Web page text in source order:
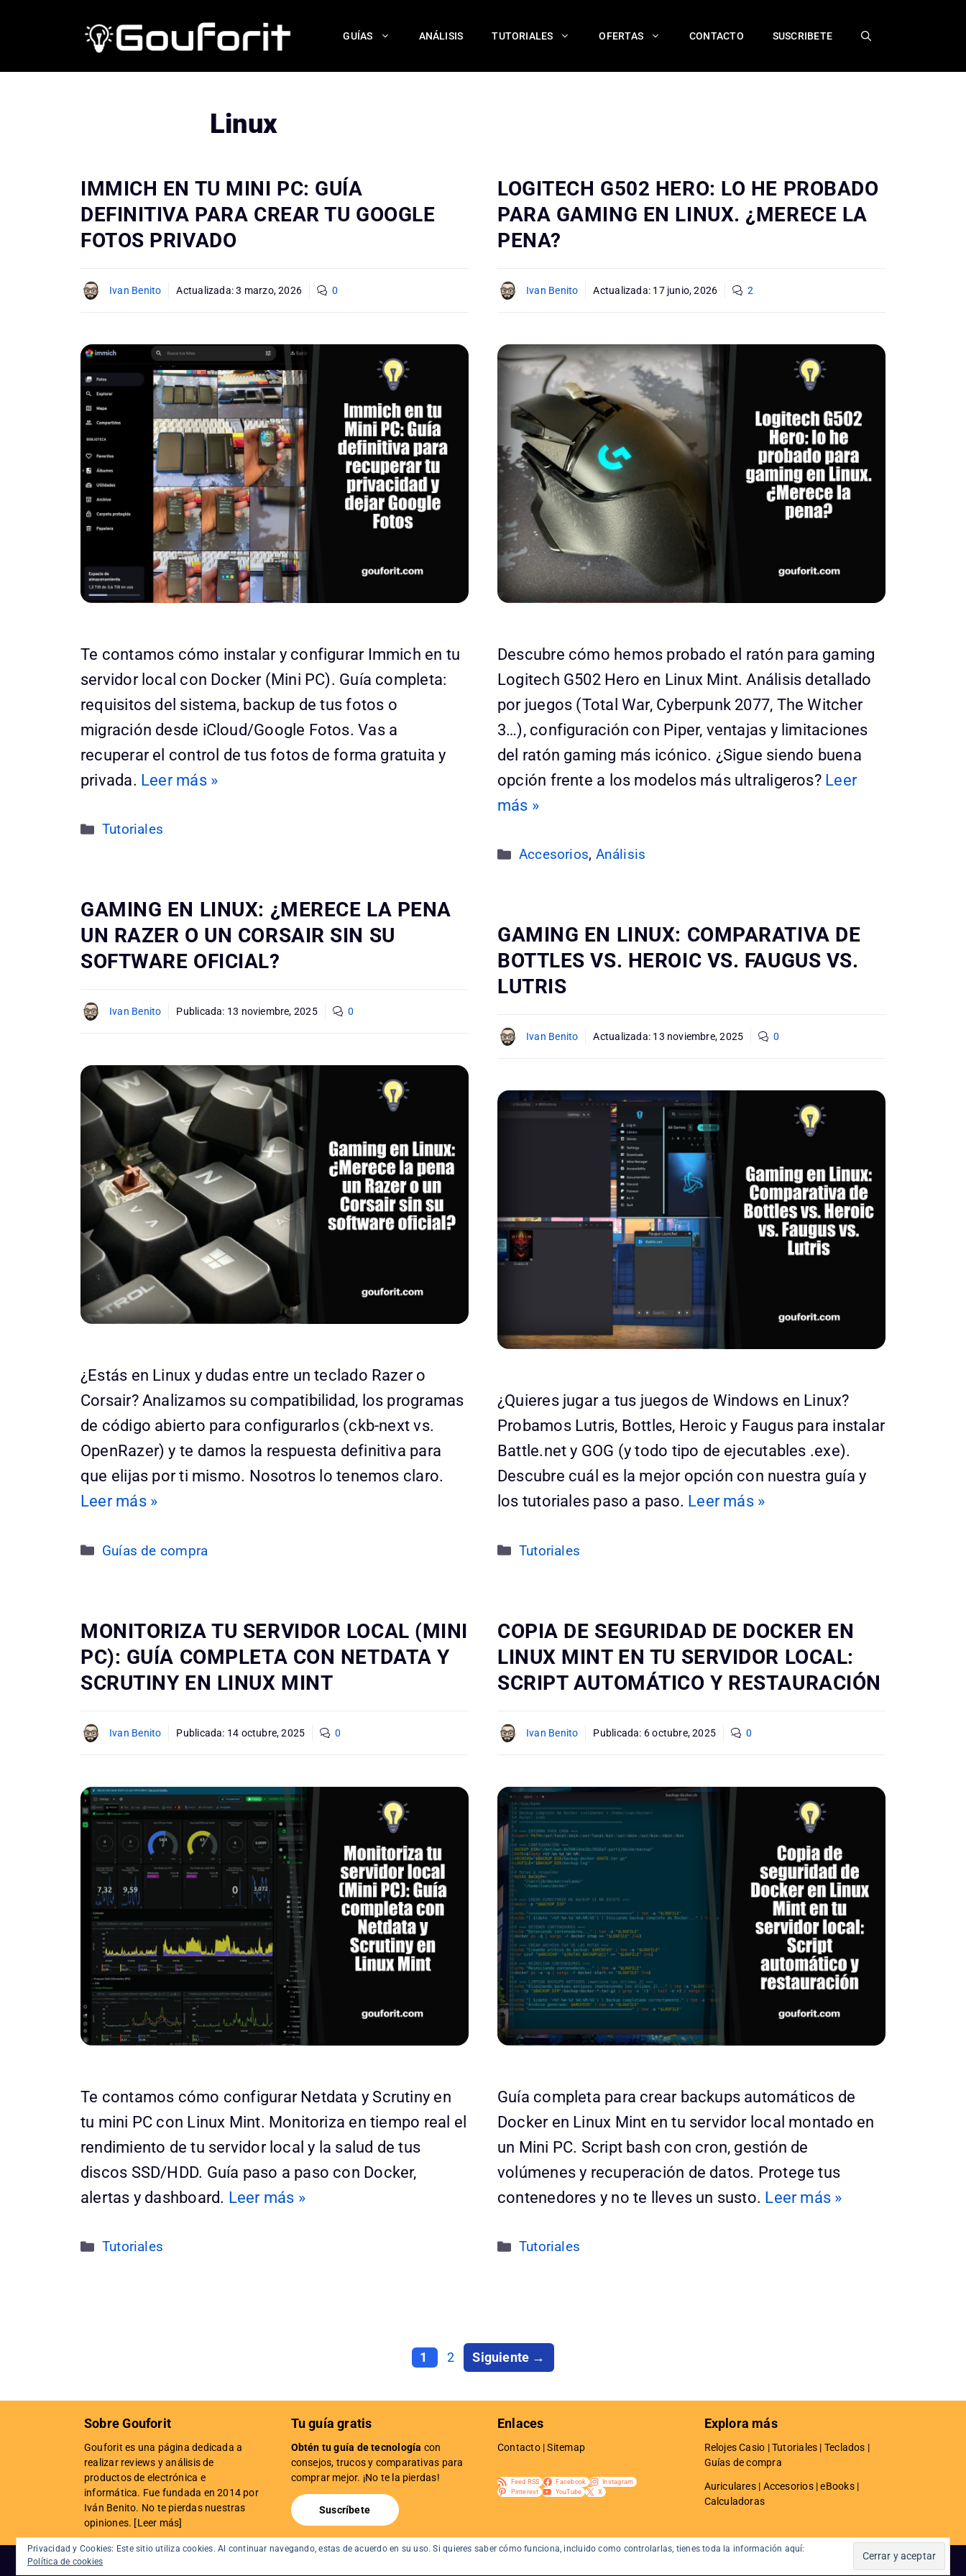
GUÍAS ANÁLISIS TUTORIALES OFERTAS CONTACTO SUSCRIBETE
Linux
IMMICH EN TU MINI PC: GUÍA
DEFINITIVA PARA CREAR TU GOOGLE
FOTOS PRIVADO
Ivan Benito Actualizada:3 marzo, 2026 0
Te contamos cómo instalar y configurar Immich en tu
servidor local con Docker (Mini PC). Guía completa:
requisitos del sistema, backup de tus fotos o
migración desde iCloud/Google Fotos. Vas a
recuperar el control de tus fotos de forma gratuita y
privada. Leer más »
Categorías
Tutoriales
LOGITECH G502 HERO: LO HE PROBADO
PARA GAMING EN LINUX. ¿MERECE LA
PENA?
Ivan Benito Actualizada: 17 junio, 2026 2
Descubre cómo hemos probado el ratón para gaming
Logitech G502 Hero en Linux Mint. Análisis detallado
por juegos (Total War, Cyberpunk 2077, The Witcher
3…), configuración con Piper, ventajas y limitaciones
del ratón gaming más icónico. ¿Sigue siendo buena
opción frente a los modelos más ultraligeros? Leer
más »
Categorías
Accesorios, Análisis
GAMING EN LINUX: ¿MERECE LA PENA
UN RAZER O UN CORSAIR SIN SU
SOFTWARE OFICIAL?
Ivan Benito Publicada: 13 noviembre, 2025 0
¿Estás en Linux y dudas entre un teclado Razer o
Corsair? Analizamos su compatibilidad, los programas
de código abierto para configurarlos (ckb-next vs.
OpenRazer) y te damos la respuesta definitiva para
que elijas por ti mismo. Nosotros lo tenemos claro.
Leer más »
Categorías
Guías de compra
GAMING EN LINUX: COMPARATIVA DE
BOTTLES VS. HEROIC VS. FAUGUS VS.
LUTRIS
Ivan Benito Actualizada: 13 noviembre, 2025 0
¿Quieres jugar a tus juegos de Windows en Linux?
Probamos Lutris, Bottles, Heroic y Faugus para instalar
Battle.net y GOG (y todo tipo de ejecutables .exe).
Descubre cuál es la mejor opción con nuestra guía y
los tutoriales paso a paso. Leer más »
Categorías
Tutoriales
MONITORIZA TU SERVIDOR LOCAL (MINI
PC): GUÍA COMPLETA CON NETDATA Y
SCRUTINY EN LINUX MINT
Ivan Benito Publicada: 14 octubre, 2025 0
Te contamos cómo configurar Netdata y Scrutiny en
tu mini PC con Linux Mint. Monitoriza en tiempo real el
rendimiento de tu servidor local y la salud de tus
discos SSD/HDD. Guía paso a paso con Docker,
alertas y dashboard. Leer más »
Categorías
Tutoriales
COPIA DE SEGURIDAD DE DOCKER EN
LINUX MINT EN TU SERVIDOR LOCAL:
SCRIPT AUTOMÁTICO Y RESTAURACIÓN
Ivan Benito Publicada: 6 octubre, 2025 0
Guía completa para crear backups automáticos de
Docker en Linux Mint en tu servidor local montado en
un Mini PC. Script bash con cron, gestión de
volúmenes y recuperación de datos. Protege tus
contenedores y no te lleves un susto. Leer más »
Categorías
Tutoriales
Página
1 Página
2 Siguiente →
Sobre Gouforit
Gouforit es una página dedicada a
realizar reviews y análisis de
productos de electrónica e
informática. Fue fundada en 2014 por
Iván Benito. No te pierdas nuestras
opiniones. [Leer más]
Tu guía gratis
Obtén tu guía de tecnología con
consejos, trucos y comparativas para
comprar mejor. ¡No te la pierdas!
Suscríbete
Enlaces
Contacto|Sitemap
Feed RSS Facebook
Instagram
Pinterest
YouTube X
Explora más
Relojes Casio |Tutoriales | Teclados |
Guías de compra
Auriculares| Accesorios|eBooks|
Calculadoras
Privacidad y Cookies: Este sitio utiliza cookies. Al continuar navegando, estas de acuerdo en su uso. Si quieres saber cómo funciona, incluido como controlarlas, tienes toda la información aquí:
Política de cookies